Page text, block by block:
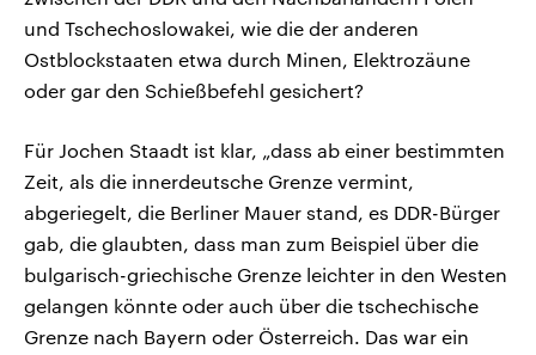
und Tschechoslowakei, wie die der anderen
Ostblockstaaten etwa durch Minen, Elektrozäune
oder gar den Schießbefehl gesichert?
Für Jochen Staadt ist klar, „dass ab einer bestimmten
Zeit, als die innerdeutsche Grenze vermint,
abgeriegelt, die Berliner Mauer stand, es DDR-Bürger
gab, die glaubten, dass man zum Beispiel über die
bulgarisch-griechische Grenze leichter in den Westen
gelangen könnte oder auch über die tschechische
Grenze nach Bayern oder Österreich. Das war ein